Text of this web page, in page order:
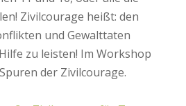
Zivilcourage heißt: den
und Gewalttaten
zu leisten! Im Workshop
der Zivilcourage.